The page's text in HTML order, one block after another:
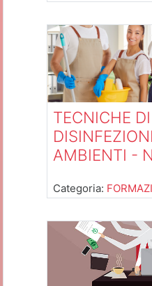
TECNICHE
AMBIENTI -
Categoria: